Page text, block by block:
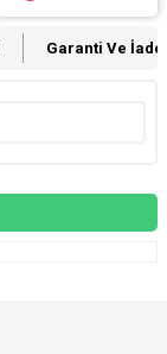
Garanti Ve İade